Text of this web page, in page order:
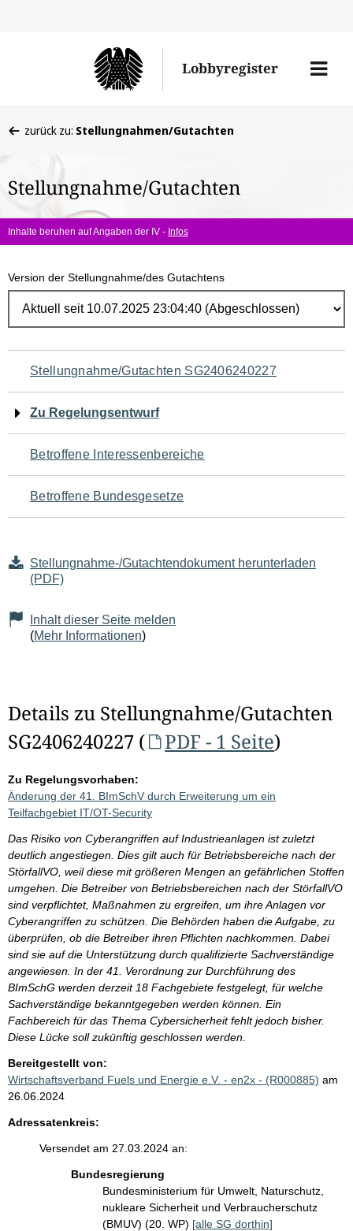
Lobbyregister
Menü
befinden
hier:
zurück zu: Stellungnahmen/Gutachten
Stellungnahme/Gutachten
Inhalte beruhen auf Angaben der IV - Infos
Version der Stellungnahme/des Gutachtens
Navigation
für
den
Seiteninhalt
Stellungnahme/Gutachten SG2406240227
Zu Regelungsentwurf
Betroffene Interessenbereiche
Betroffene Bundesgesetze
Stellungnahme-/Gutachtendokument herunterladen
(PDF)
Inhalt dieser Seite melden
(Mehr Informationen)
Details zu Stellungnahme/Gutachten
SG2406240227 (
PDF - 1 Seite)
Zu Regelungsvorhaben:
Änderung der 41. BImSchV durch Erweiterung um ein
Teilfachgebiet IT/OT-Security
Das Risiko von Cyberangriffen auf Industrieanlagen ist zuletzt
deutlich angestiegen. Dies gilt auch für Betriebsbereiche nach der
StörfallVO, weil diese mit größeren Mengen an gefährlichen Stoffen
umgehen. Die Betreiber von Betriebsbereichen nach der StörfallVO
sind verpflichtet, Maßnahmen zu ergreifen, um ihre Anlagen vor
Cyberangriffen zu schützen. Die Behörden haben die Aufgabe, zu
überprüfen, ob die Betreiber ihren Pflichten nachkommen. Dabei
sind sie auf die Unterstützung durch qualifizierte Sachverständige
angewiesen. In der 41. Verordnung zur Durchführung des
BImSchG werden derzeit 18 Fachgebiete festgelegt, für welche
Sachverständige bekanntgegeben werden können. Ein
Fachbereich für das Thema Cybersicherheit fehlt jedoch bisher.
Diese Lücke soll zukünftig geschlossen werden.
Bereitgestellt von:
Wirtschaftsverband Fuels und Energie e.V. - en2x - (R000885) am
26.06.2024
Adressatenkreis:
Versendet am 27.03.2024 an:
Bundesregierung
Bundesministerium für Umwelt, Naturschutz,
nukleare Sicherheit und Verbraucherschutz
(BMUV) (20. WP) [alle SG dorthin]